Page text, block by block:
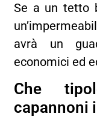
Se a un tetto
avrà un
economici ed
Che
capannoni